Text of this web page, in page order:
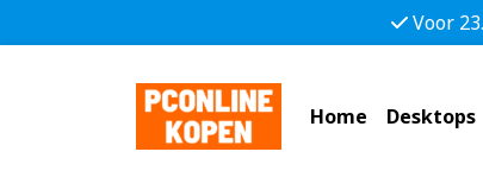
Voor
Home Desktops